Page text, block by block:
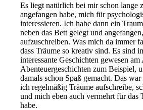
Es liegt natürlich bei mir schon lange
angefangen habe, mich für
interessieren. Ich habe dann ein
neben das Bett gelegt und
aufzuschreiben. Was mich da immer
dass Träume so kreativ sind. Es sind
interessante Geschichten gewesen
Abenteuergeschichten zum Beispiel,
damals schon Spaß gemacht. Das
ich regelmäßig Träume aufschreibe,
und mich eben auch vermehrt für das
habe.